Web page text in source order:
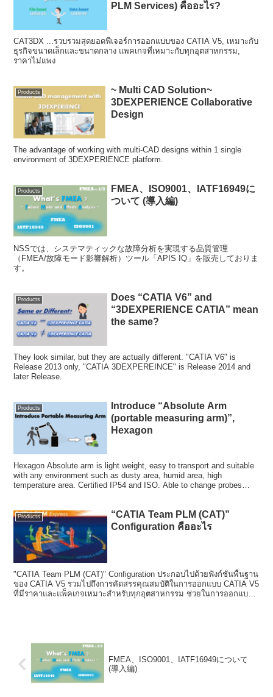
PLM Services) คืออะไร?
CAT3DX ...รวบรวมสุดยอดฟีเจอร์การออกแบบของ CATIA V5, เหมาะกับ
ธุรกิจขนาดเล็กและขนาดกลาง แพคเกจที่เหมาะกับทุกอุตสาหกรรม,
ราคาไม่แพง
Products
~ Multi CAD Solution~
3DEXPERIENCE Collaborative
Design
The advantage of working with multi-CAD designs within 1 single
environment of 3DEXPERIENCE platform.
Products
FMEA、ISO9001、IATF16949に
ついて (導入編)
NSSでは、システマティックな故障分析を実現する品質管理
（FMEA/故障モード影響解析）ツール「APIS IQ」を販売しておりま
す。
Products
Does “CATIA V6” and
“3DEXPERIENCE CATIA” mean
the same?
They look similar, but they are actually different. "CATIA V6" is
Release 2013 only, "CATIA 3DEXPEREINCE" is Release 2014 and
later Release.
Products
Introduce “Absolute Arm
(portable measuring arm)”,
Hexagon
Hexagon Absolute arm is light weight, easy to transport and suitable
with any environment such as dusty area, humid area, high
temperature area. Certified IP54 and ISO. Able to change probes
Products
“CATIA Team PLM (CAT)”
Configuration คืออะไร
"CATIA Team PLM (CAT)" Configuration ประกอบไปด้วยฟังก์ชั่นพื้นฐาน
ของ CATIA V5 รวมไปถึงการคัดสรรคุณสมบัติในการออกแบบ CATIA V5
ที่มีราคาและแพ็คเกจเหมาะสำหรับทุกอุตสาหกรรม ช่วยในการออกแบบ
FMEA、ISO9001、IATF16949について
(導入編)